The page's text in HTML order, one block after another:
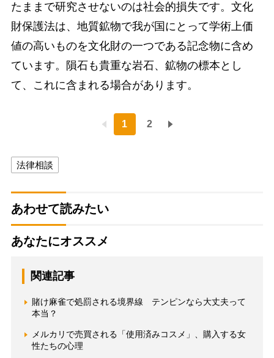
たままで研究させないのは社会的損失です。文化
財保護法は、地質鉱物で我が国にとって学術上価
値の高いものを文化財の一つである記念物に含め
ています。隕石も貴重な岩石、鉱物の標本とし
て、これに含まれる場合があります。
1 2
法律相談
あわせて読みたい
あなたにオススメ
関連記事
賭け麻雀で処罰される境界線 テンピンなら大丈夫って
本当？
メルカリで売買される「使用済みコスメ」、購入する女
性たちの心理